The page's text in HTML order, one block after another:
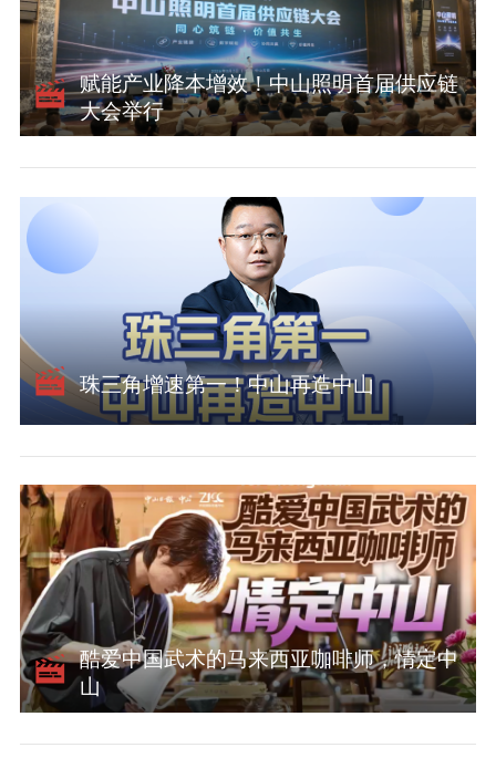
赋能产业降本增效！中山照明首届供应链
大会举行
珠三角增速第一！中山再造中山
酷爱中国武术的马来西亚咖啡师，情定中
山